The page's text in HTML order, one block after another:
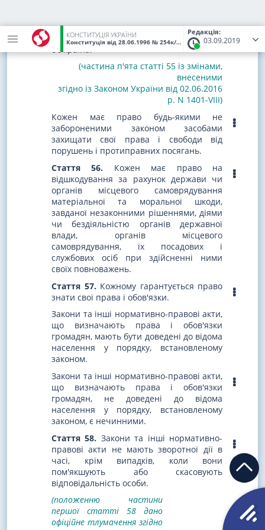
Редакція:
03.09.2019
КОНСТИТУЦІЯ УКРАЇНИ
Конституція від 28.06.1996 № 254к/96-ВР (Статус:Чинний)
відповідних органів міжнародних
організацій, членом або учасником яких
(частина п'ята статті 55 із змінами,
внесеними
згідно із Законом України від 02.06.2016
р. N 1401-VIII)
Кожен має право будь-якими не
забороненими законом засобами
захищати свої права і свободи від
порушень і протиправних посягань.
Стаття 56. Кожен має право на
відшкодування за рахунок держави чи
органів місцевого самоврядування
матеріальної та моральної шкоди,
завданої незаконними рішеннями, діями
чи бездіяльністю органів державної
влади, органів місцевого
самоврядування, їх посадових і
службових осіб при здійсненні ними
своїх повноважень.
Стаття 57.Кожному гарантується право
знати свої права і обов'язки.
Закони та інші нормативно-правові акти,
що визначають права і обов'язки
громадян, мають бути доведені до відома
населення у порядку, встановленому
законом.
Закони та інші нормативно-правові акти,
що визначають права і обов'язки
громадян, не доведені до відома
населення у порядку, встановленому
законом, є нечинними.
Стаття 58. Закони та інші нормативно-
правові акти не мають зворотної дії в
часі, крім випадків, коли вони
пом'якшують або скасовують
відповідальність особи.
(положенню частини
першої статті 58 дано
офіційне тлумачення згідно